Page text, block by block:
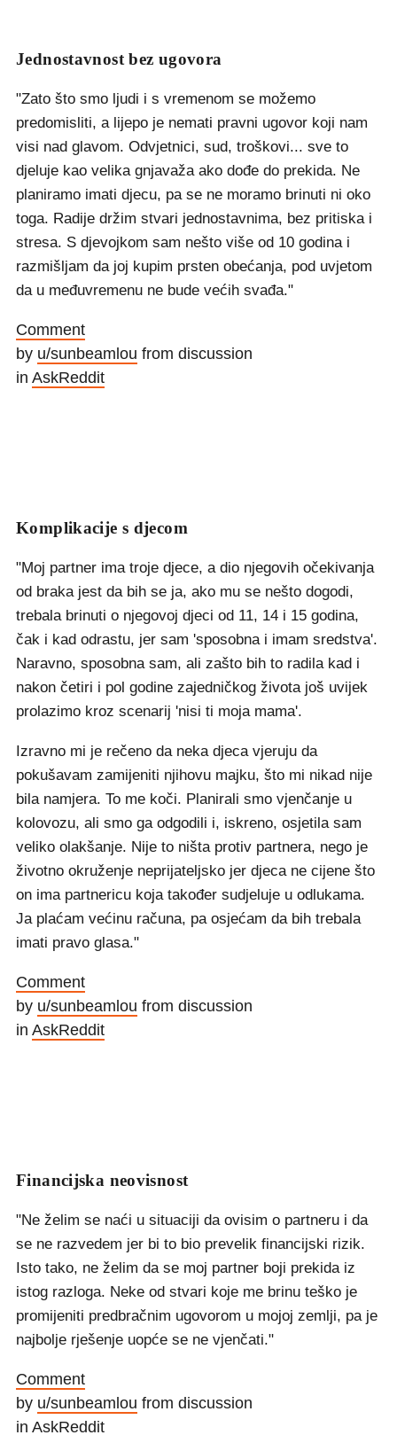
Jednostavnost bez ugovora
"Zato što smo ljudi i s vremenom se možemo
predomisliti, a lijepo je nemati pravni ugovor koji nam
visi nad glavom. Odvjetnici, sud, troškovi... sve to
djeluje kao velika gnjavaža ako dođe do prekida. Ne
planiramo imati djecu, pa se ne moramo brinuti ni oko
toga. Radije držim stvari jednostavnima, bez pritiska i
stresa. S djevojkom sam nešto više od 10 godina i
razmišljam da joj kupim prsten obećanja, pod uvjetom
da u međuvremenu ne bude većih svađa."
Comment
by u/sunbeamlou from discussion
in AskReddit
Komplikacije s djecom
"Moj partner ima troje djece, a dio njegovih očekivanja
od braka jest da bih se ja, ako mu se nešto dogodi,
trebala brinuti o njegovoj djeci od 11, 14 i 15 godina,
čak i kad odrastu, jer sam 'sposobna i imam sredstva'.
Naravno, sposobna sam, ali zašto bih to radila kad i
nakon četiri i pol godine zajedničkog života još uvijek
prolazimo kroz scenarij 'nisi ti moja mama'.
Izravno mi je rečeno da neka djeca vjeruju da
pokušavam zamijeniti njihovu majku, što mi nikad nije
bila namjera. To me koči. Planirali smo vjenčanje u
kolovozu, ali smo ga odgodili i, iskreno, osjetila sam
veliko olakšanje. Nije to ništa protiv partnera, nego je
životno okruženje neprijateljsko jer djeca ne cijene što
on ima partnericu koja također sudjeluje u odlukama.
Ja plaćam većinu računa, pa osjećam da bih trebala
imati pravo glasa."
Comment
by u/sunbeamlou from discussion
in AskReddit
Financijska neovisnost
"Ne želim se naći u situaciji da ovisim o partneru i da
se ne razvedem jer bi to bio prevelik financijski rizik.
Isto tako, ne želim da se moj partner boji prekida iz
istog razloga. Neke od stvari koje me brinu teško je
promijeniti predbračnim ugovorom u mojoj zemlji, pa je
najbolje rješenje uopće se ne vjenčati."
Comment
by u/sunbeamlou from discussion
in AskReddit